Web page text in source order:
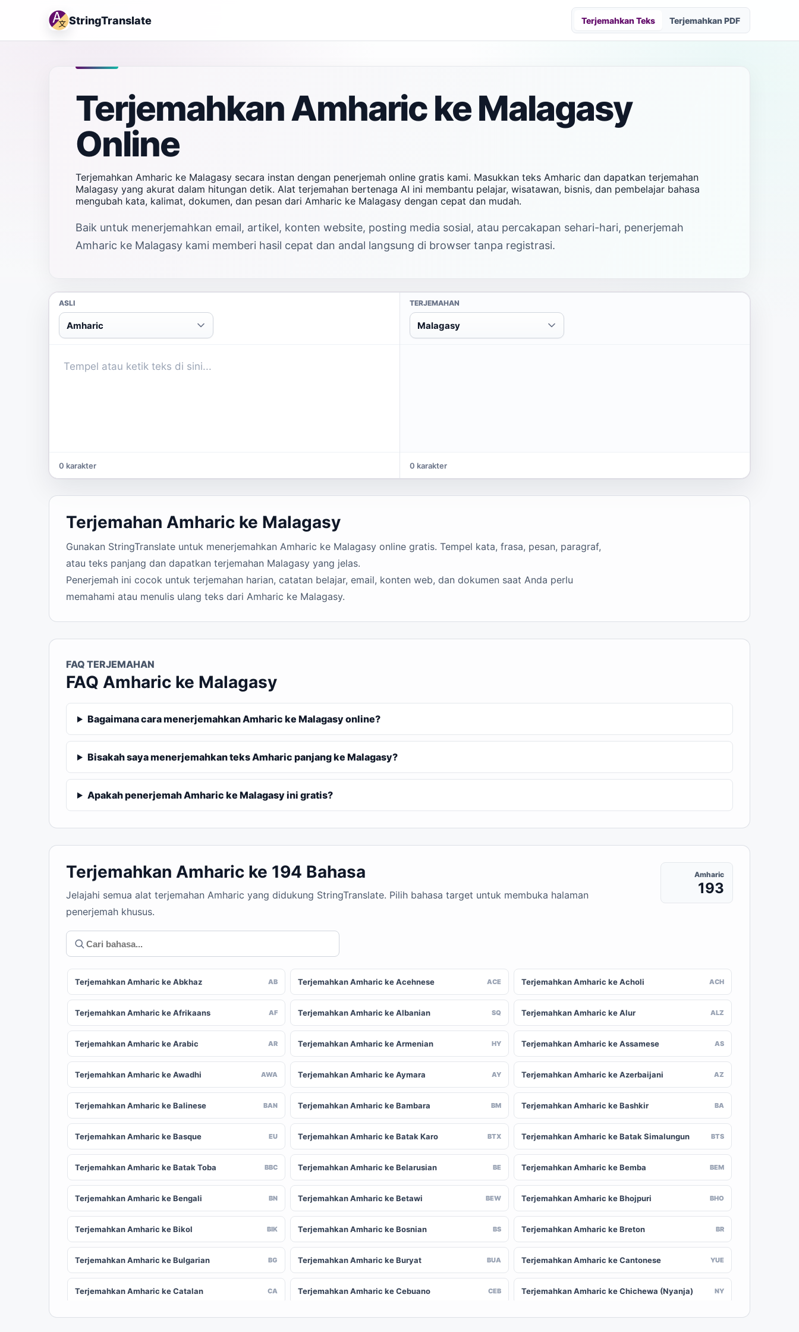
StringTranslate Terjemahkan Teks Terjemahkan PDF
Terjemahkan Amharic ke Malagasy
Online
Terjemahkan Amharic ke Malagasy secara instan dengan penerjemah online gratis kami. Masukkan teks Amharic dan dapatkan terjemahan
Malagasy yang akurat dalam hitungan detik. Alat terjemahan bertenaga AI ini membantu pelajar, wisatawan, bisnis, dan pembelajar bahasa
mengubah kata, kalimat, dokumen, dan pesan dari Amharic ke Malagasy dengan cepat dan mudah.
Baik untuk menerjemahkan email, artikel, konten website, posting media sosial, atau percakapan sehari-hari, penerjemah
Amharic ke Malagasy kami memberi hasil cepat dan andal langsung di browser tanpa registrasi.
ASLI
Amharic
0 karakter
TERJEMAHAN
Malagasy
0 karakter
Terjemahan Amharic ke Malagasy
Gunakan StringTranslate untuk menerjemahkan Amharic ke Malagasy online gratis. Tempel kata, frasa, pesan, paragraf,
atau teks panjang dan dapatkan terjemahan Malagasy yang jelas.
Penerjemah ini cocok untuk terjemahan harian, catatan belajar, email, konten web, dan dokumen saat Anda perlu
memahami atau menulis ulang teks dari Amharic ke Malagasy.
FAQ TERJEMAHAN
FAQ Amharic ke Malagasy
Bagaimana cara menerjemahkan Amharic ke Malagasy online?
Bisakah saya menerjemahkan teks Amharic panjang ke Malagasy?
Apakah penerjemah Amharic ke Malagasy ini gratis?
Terjemahkan Amharic ke 194 Bahasa
Jelajahi semua alat terjemahan Amharic yang didukung StringTranslate. Pilih bahasa target untuk membuka halaman
penerjemah khusus.
Amharic
193
Terjemahkan Amharic ke Abkhaz AB Terjemahkan Amharic ke Acehnese ACE Terjemahkan Amharic ke Acholi ACH
Terjemahkan Amharic ke Afrikaans AF Terjemahkan Amharic ke Albanian SQ Terjemahkan Amharic ke Alur ALZ
Terjemahkan Amharic ke Arabic AR Terjemahkan Amharic ke Armenian HY Terjemahkan Amharic ke Assamese AS
Terjemahkan Amharic ke Awadhi AWA Terjemahkan Amharic ke Aymara AY Terjemahkan Amharic ke Azerbaijani AZ
Terjemahkan Amharic ke Balinese BAN Terjemahkan Amharic ke Bambara BM Terjemahkan Amharic ke Bashkir BA
Terjemahkan Amharic ke Basque EU Terjemahkan Amharic ke Batak Karo BTX Terjemahkan Amharic ke Batak Simalungun BTS
Terjemahkan Amharic ke Batak Toba BBC Terjemahkan Amharic ke Belarusian BE Terjemahkan Amharic ke Bemba BEM
Terjemahkan Amharic ke Bengali BN Terjemahkan Amharic ke Betawi BEW Terjemahkan Amharic ke Bhojpuri BHO
Terjemahkan Amharic ke Bikol BIK Terjemahkan Amharic ke Bosnian BS Terjemahkan Amharic ke Breton BR
Terjemahkan Amharic ke Bulgarian BG Terjemahkan Amharic ke Buryat BUA Terjemahkan Amharic ke Cantonese YUE
Terjemahkan Amharic ke Catalan CA Terjemahkan Amharic ke Cebuano CEB Terjemahkan Amharic ke Chichewa (Nyanja) NY
Terjemahkan Amharic ke Chinese